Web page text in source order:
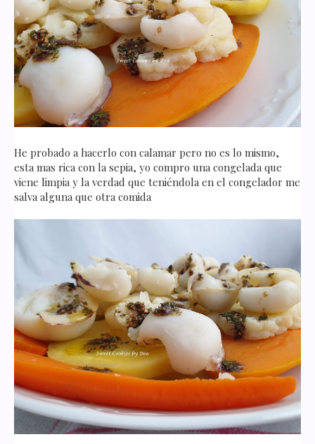
He probado a hacerlo con calamar pero no es lo mismo,
esta mas rica con la sepia, yo compro una congelada que
viene limpia y la verdad que teniéndola en el congelador me
salva alguna que otra comida